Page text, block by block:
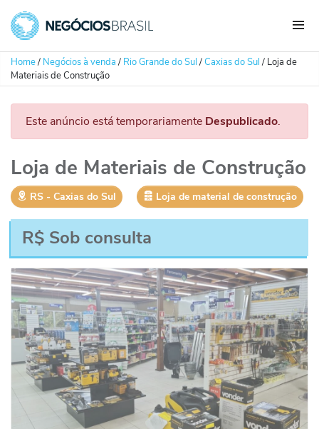
Home/ Negócios à venda/ Rio Grande do Sul/Caxias do Sul/ Loja de
Materiais de Construção
Este anúncio está temporariamente Despublicado.
Loja de Materiais de Construção
RS ‐ Caxias do Sul Loja de material de construção
R$ Sob consulta